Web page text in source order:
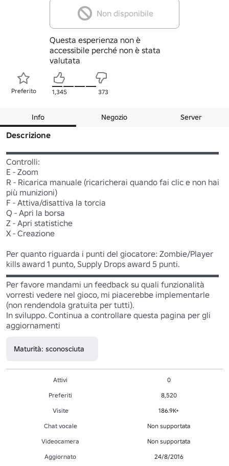
Non disponibile
Questa esperienza non è
accessibile perché non è stata
valutata
Preferito 1,345 373
Info Negozio Server
Descrizione
▬▬▬▬▬▬▬▬▬▬▬▬▬▬▬▬▬▬▬▬▬▬▬▬▬▬
Controlli:
E - Zoom
R - Ricarica manuale (ricaricherai quando fai clic e non hai
più munizioni)
F - Attiva/disattiva la torcia
Q - Apri la borsa
Z - Apri statistiche
X - Creazione
Per quanto riguarda i punti del giocatore: Zombie/Player
kills award 1 punto, Supply Drops award 5 punti.
▬▬▬▬▬▬▬▬▬▬▬▬▬▬▬▬▬▬▬▬▬▬▬▬▬▬
Per favore mandami un feedback su quali funzionalità
vorresti vedere nel gioco, mi piacerebbe implementarle
(non rendendola gratuita per tutti).
In sviluppo. Continua a controllare questa pagina per gli
aggiornamenti
Maturità: sconosciuta
Attivi
0
Preferiti
8,520
Visite
186.9K+
Chat vocale
Non supportata
Videocamera
Non supportata
Aggiornato
24/8/2016